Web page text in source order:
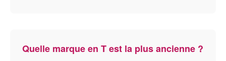
Quelle marque en T est la plus ancienne ?